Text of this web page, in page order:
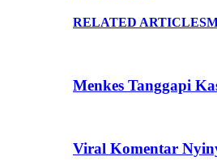
RELATED ARTICLES
Menkes Tanggapi
Viral Komentar